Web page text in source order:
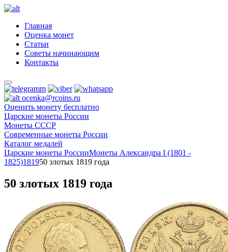
Главная
Оценка монет
Статьи
Советы начинающим
Контакты
ocenka@rcoins.ru
Оценить монету бесплатно
Царские монеты России
Монеты СССР
Современные монеты России
Каталог медалей
Царские монеты РоссииМонеты Александра I (1801 -
1825)181950 злотых 1819 года
50 злотых 1819 года